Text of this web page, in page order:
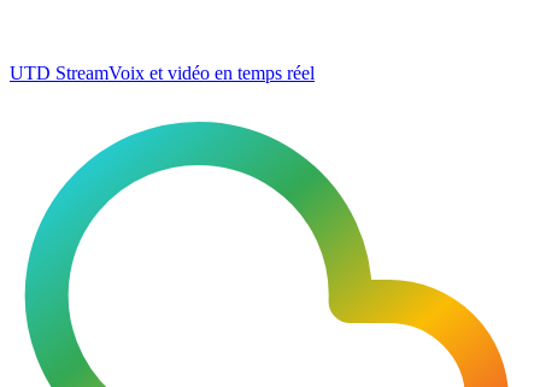
UTD StreamVoix et vidéo en temps réel